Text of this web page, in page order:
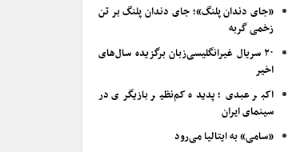
«جای دندان پلنگ»؛ جای دندان پلنگ بر تن
زخمی گربه
۲۰ سریال غیرانگلیسی‌زبان برگزیده سال‌های
اخیر
اکبر عبدی؛ پدیده کم‌نظیر بازیگری در
سینمای ایران
«سامی» به ایتالیا می‌رود